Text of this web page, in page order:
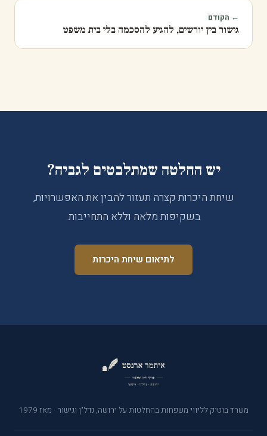
← הקודם
גישור בין יורשים, להגיע להסכמה בלי בית משפט
יש החלטה שמתלבטים לגביה?
שיחת היכרות קצרה תעזור להבין את האפשרויות,
בשקיפות מלאה וללא התחייבות.
לתיאום שיחת היכרות
משרד בוטיק לליווי משפחות בהחלטות על ירושה, נדל"ן וגישור · מאז 1979